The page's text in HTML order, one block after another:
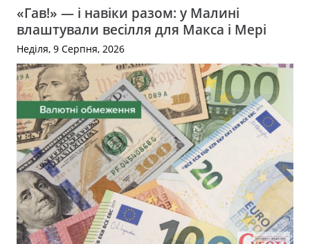
«Гав!» — і навіки разом: у Малині
влаштували весілля для Макса і Мері
Неділя, 9 Серпня, 2026